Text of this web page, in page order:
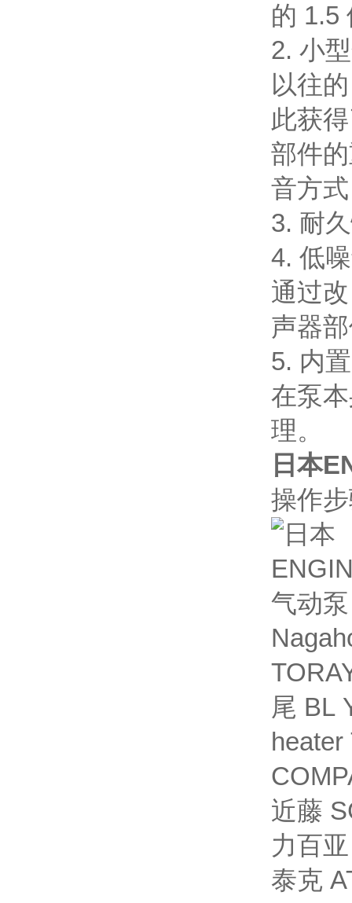
的 1.5
2. 小
以往
此获
部件
音方
3. 耐
4. 低
通过
声器
5. 内
在泵
理。
日本
操作
尾 BL
近藤
力百
泰克